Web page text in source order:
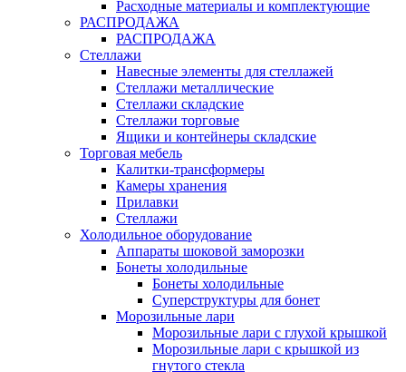
Расходные материалы и комплектующие
РАСПРОДАЖА
РАСПРОДАЖА
Стеллажи
Навесные элементы для стеллажей
Стеллажи металлические
Стеллажи складские
Стеллажи торговые
Ящики и контейнеры складские
Торговая мебель
Калитки-трансформеры
Камеры хранения
Прилавки
Стеллажи
Холодильное оборудование
Аппараты шоковой заморозки
Бонеты холодильные
Бонеты холодильные
Суперструктуры для бонет
Морозильные лари
Морозильные лари с глухой крышкой
Морозильные лари с крышкой из
гнутого стекла